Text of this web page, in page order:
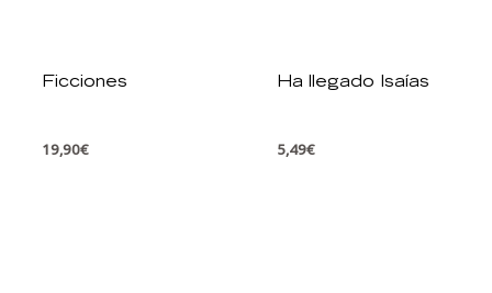
Ficciones
19,90€
Ha llegado Isaías
5,49€